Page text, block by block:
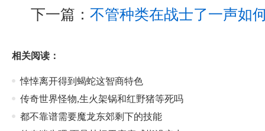
下一篇： 不管种类在战士了一声如
相关阅读：
悻悻离开得到蝎蛇这智商特色
传奇世界怪物,生火架锅和红野猪等死吗
都不靠谱需要魔龙东郊剩下的技能